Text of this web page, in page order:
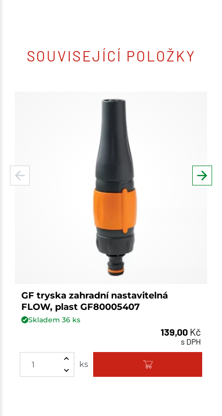
SOUVISEJÍCÍ POLOŽKY
GF tryska zahradní nastavitelná
FLOW, plast GF80005407
Skladem 36ks
139,00 Kč
s DPH
ks